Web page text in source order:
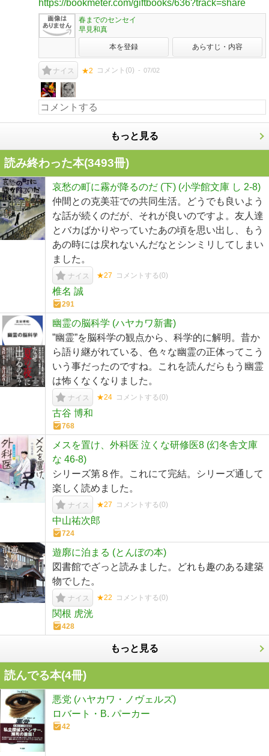
https://bookmeter.com/giftbooks/636?track=share
春までのセンセイ
早見和真
本を登録 あらすじ・内容
ナイス ★2 コメント(0) 07/02
もっと見る
読み終わった本(3493冊)
哀愁の町に霧が降るのだ (下) (小学館文庫 し 2-8)
仲間との克美荘での共同生活。どうでも良いよう
な話が続くのだが、それが良いのですよ。友人達
とバカばかりやっていたあの頃を思い出し、もう
あの時には戻れないんだなとシンミリしてしまい
ました。
ナイス ★27 コメントする(0)
椎名 誠
291
幽霊の脳科学 (ハヤカワ新書)
”幽霊”を脳科学の観点から、科学的に解明。昔か
ら語り継がれている、色々な幽霊の正体ってこう
いう事だったのですね。これを読んだらもう幽霊
は怖くなくなりました。
ナイス ★24 コメントする(0)
古谷 博和
768
メスを置け、外科医 泣くな研修医8 (幻冬舎文庫
な 46-8)
シリーズ第８作。これにて完結。シリーズ通して
楽しく読めました。
ナイス ★27 コメントする(0)
中山祐次郎
724
遊廓に泊まる (とんぼの本)
図書館でざっと読みました。どれも趣のある建築
物でした。
ナイス ★22 コメントする(0)
関根 虎洸
428
もっと見る
読んでる本(4冊)
悪党 (ハヤカワ・ノヴェルズ)
ロバート・B. パーカー
42